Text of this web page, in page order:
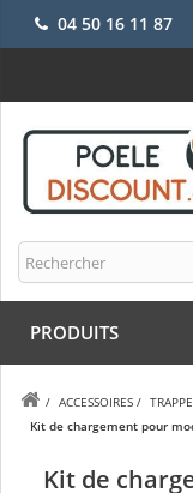
04 50 16 11 87
PRODUITS
/ ACCESSOIRES /
Kit de chargement pour
Kit de